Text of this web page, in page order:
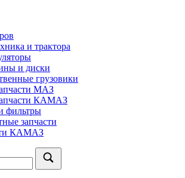
и трактора
и диски
грузовики
МАЗ
КАМАЗ
фильтры
запчасти
КАМАЗ